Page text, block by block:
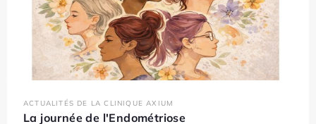
ACTUALITÉS DE LA CLINIQUE AXIUM
La journée de l'Endométriose